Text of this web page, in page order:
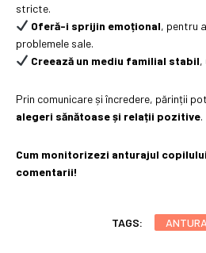
stricte.
Oferă-i sprijin emoțional, pentru
problemele sale.
Creează un mediu familial stabil,
Prin comunicare și încredere, părinții pot
alegeri sănătoase și relații pozitive.
Cum monitorizezi anturajul
comentarii!
TAGS: